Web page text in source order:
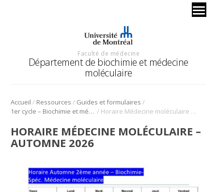
Faculté de médecine
Département de biochimie et médecine
moléculaire
Accueil / Ressources / Guides et formulaires /
1er cycle – Biochimie et médecine moléculaire / Horaire Médecine moléculaire – Automne 2026
HORAIRE MÉDECINE MOLÉCULAIRE –
AUTOMNE 2026